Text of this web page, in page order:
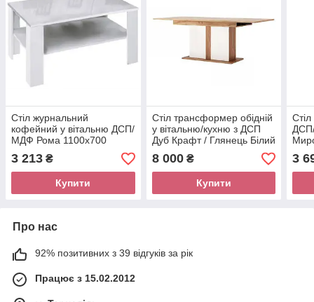
Стіл журнальний
кофейний у вітальню ДСП/
МДФ Рома 1100х700
Миро-Марк
3 213 ₴
Купити
Стіл трансформер обідній
у вітальню/кухню з ДСП
Дуб Крафт / Глянець Білий
Асті Миро-Марк
8 000₴
Купити
Стіл
3
Про нас
92% позитивних з 39 відгуків за рік
Працює з 15.02.2012